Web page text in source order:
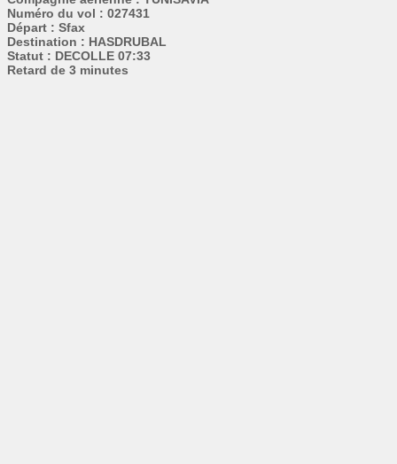
Numéro du vol : 027431
Départ : Sfax
Destination : HASDRUBAL
Statut : DECOLLE 07:33
Retard de 3 minutes